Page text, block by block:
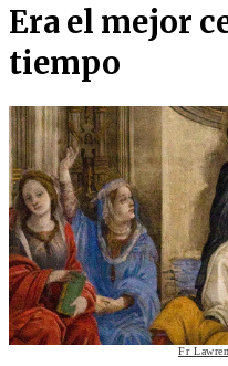
Era el mejor
tiempo
Fr